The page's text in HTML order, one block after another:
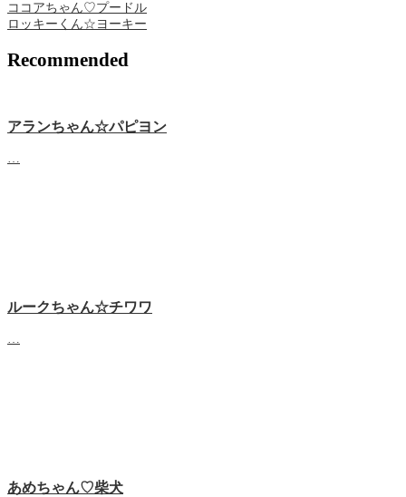
ココアちゃん♡プードル
ロッキーくん☆ヨーキー
Recommended
アランちゃん☆パピヨン
ルークちゃん☆チワワ
あめちゃん♡‬柴犬